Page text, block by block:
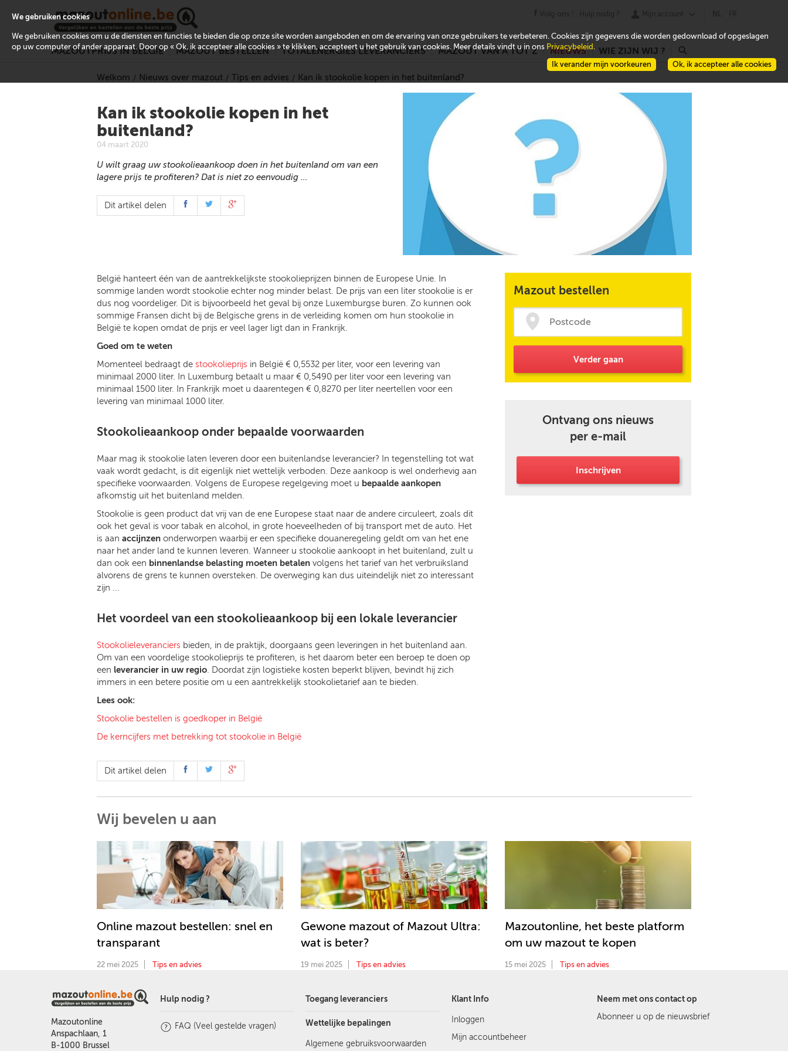
MAZOUTPRIJS IN BELGIË MAZOUT BESTELLEN TOTALENERGIES LEVERANCIERS MAZOUT VAN A TOT Z NIEUWS WIE ZIJN WIJ ? r
Welkom Nieuws over mazout Tips en advies Kan ik stookolie kopen in het buitenland?
Kan ik stookolie kopen in het
buitenland?
04 maart 2020
U wilt graag uw stookolieaankoop doen in het buitenland om van een
lagere prijs te profiteren? Dat is niet zo eenvoudig …
Dit artikel delen
België hanteert één van de aantrekkelijkste stookolieprijzen binnen de Europese Unie. In
sommige landen wordt stookolie echter nog minder belast. De prijs van een liter stookolie is er
dus nog voordeliger. Dit is bijvoorbeeld het geval bij onze Luxemburgse buren. Zo kunnen ook
sommige Fransen dicht bij de Belgische grens in de verleiding komen om hun stookolie in
België te kopen omdat de prijs er veel lager ligt dan in Frankrijk.
Goed om te weten
Momenteel bedraagt de stookolieprijs in België € 0,5532 per liter, voor een levering van
minimaal 2000 liter. In Luxemburg betaalt u maar € 0,5490 per liter voor een levering van
minimaal 1500 liter. In Frankrijk moet u daarentegen € 0,8270 per liter neertellen voor een
levering van minimaal 1000 liter.
Stookolieaankoop onder bepaalde voorwaarden
Maar mag ik stookolie laten leveren door een buitenlandse leverancier? In tegenstelling tot wat
vaak wordt gedacht, is dit eigenlijk niet wettelijk verboden. Deze aankoop is wel onderhevig aan
specifieke voorwaarden. Volgens de Europese regelgeving moet u bepaalde aankopen
afkomstig uit het buitenland melden.
Stookolie is geen product dat vrij van de ene Europese staat naar de andere circuleert, zoals dit
ook het geval is voor tabak en alcohol, in grote hoeveelheden of bij transport met de auto. Het
is aan accijnzenonderworpen waarbij er een specifieke douaneregeling geldt om van het ene
naar het ander land te kunnen leveren. Wanneer u stookolie aankoopt in het buitenland, zult u
dan ook een binnenlandse belasting moeten betalenvolgens het tarief van het verbruiksland
alvorens de grens te kunnen oversteken. De overweging kan dus uiteindelijk niet zo interessant
zijn ...
Het voordeel van een stookolieaankoop bij een lokale leverancier
Stookolieleveranciers bieden, in de praktijk, doorgaans geen leveringen in het buitenland aan.
Om van een voordelige stookolieprijs te profiteren, is het daarom beter een beroep te doen op
een leverancier in uw regio. Doordat zijn logistieke kosten beperkt blijven, bevindt hij zich
immers in een betere positie om u een aantrekkelijk stookolietarief aan te bieden.
Lees ook:
Stookolie bestellen is goedkoper in België
De kerncijfers met betrekking tot stookolie in België
Dit artikel delen
Mazout bestellen
Verder gaan
Ontvang ons nieuws
per e-mail
Inschrijven
Wij bevelen u aan
Online mazout bestellen: snel en
transparant
22 mei 2025 Tips en advies
Gewone mazout of Mazout Ultra:
wat is beter?
19 mei 2025 Tips en advies
Mazoutonline, het beste platform
om uw mazout te kopen
15 mei 2025 Tips en advies
Mazoutonline
Anspachlaan, 1
B-1000 Brussel
Hulp nodig ?
FAQ (Veel gestelde vragen)
Toegang leveranciers
Wettelijke bepalingen
Algemene gebruiksvoorwaarden
Klant Info
Inloggen
Mijn accountbeheer
Neem met ons contact op
Abonneer u op de nieuwsbrief
We gebruiken cookies
We gebruiken cookies om u de diensten en functies te bieden die op onze site worden aangeboden en om de ervaring van onze gebruikers te verbeteren. Cookies zijn gegevens die worden gedownload of opgeslagen
op uw computer of ander apparaat. Door op « Ok, ik accepteer alle cookies » te klikken, accepteert u het gebruik van cookies. Meer details vindt u in ons Privacybeleid .
Ok, ik accepteer alle cookies
Ik verander mijn voorkeuren